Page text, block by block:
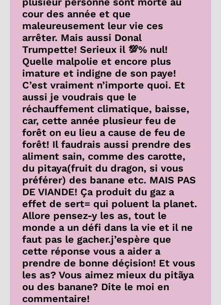
cour des année et que
maleureusement leur vie ces
arrêter. Mais aussi Donal
Trumpette! Serieux il 💯% nul!
Quelle malpolie et encore plus
imature et indigne de son paye!
C’est vraiment n’importe quoi. Et
aussi je voudrais que le
réchauffement climatique, baisse,
car, cette année plusieur feu de
forêt on eu lieu a cause de feu de
forêt! Il faudrais aussi prendre des
aliment sain, comme des carotte,
du pitaya(fruit du dragon, si vous
préférer) des banane etc. MAIS PAS
DE VIANDE! Ça produit du gaz a
effet de sert= qui poluent la planet.
Allore pensez-y les as, tout le
monde a un défi dans la vie et il ne
faut pas le gacher.j’espère que
cette réponse vous a aider a
prendre de bonne déçision! Et vous
les as? Vous aimez mieux du pitãya
ou des banane? Dite le moi en
commentaire!